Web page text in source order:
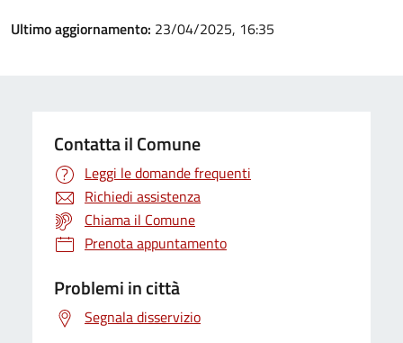
Ultimo aggiornamento: 23/04/2025, 16:35
Contatta il Comune
Leggi le domande frequenti
Richiedi assistenza
Chiama il Comune
Prenota appuntamento
Problemi in città
Segnala disservizio